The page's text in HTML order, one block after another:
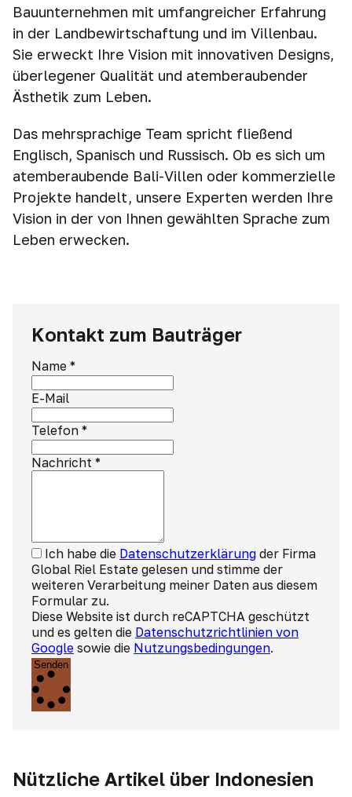
Bauunternehmen mit umfangreicher Erfahrung
in der Landbewirtschaftung und im Villenbau.
Sie erweckt Ihre Vision mit innovativen Designs,
überlegener Qualität und atemberaubender
Ästhetik zum Leben.
Das mehrsprachige Team spricht fließend
Englisch, Spanisch und Russisch. Ob es sich um
atemberaubende Bali-Villen oder kommerzielle
Projekte handelt, unsere Experten werden Ihre
Vision in der von Ihnen gewählten Sprache zum
Leben erwecken.
Kontakt zum Bauträger
Name *
E-Mail
Telefon *
Nachricht *
Ich habe die Datenschutzerklärung der Firma
Global Riel Estate gelesen und stimme der
weiteren Verarbeitung meiner Daten aus diesem
Formular zu.
Diese Website ist durch reCAPTCHA geschützt
und es gelten die Datenschutzrichtlinien von
Google sowie die Nutzungsbedingungen.
Senden
Nützliche Artikel über Indonesien